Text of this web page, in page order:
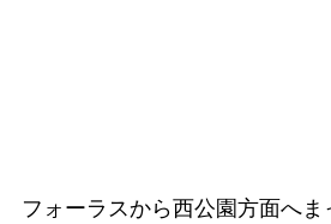
フォーラスから西公園方面へ